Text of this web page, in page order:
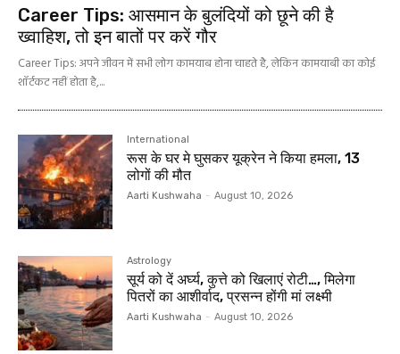
Career Tips: आसमान के बुलंदियों को छूने की है
ख्‍वाहिश, तो इन बातों पर करें गौर
Career Tips: अपने जीवन में सभी लोग कामयाब होना चाहते है, लेकिन कामयाबी का कोई
शॉर्टकट नहीं होता है,...
International
रूस के घर मे घुसकर यूक्रेन ने किया हमला, 13
लोगों की मौत
Aarti Kushwaha - August 10, 2026
Astrology
सूर्य को दें अर्घ्य, कुत्ते को खिलाएं रोटी…, मिलेगा
पितरों का आशीर्वाद, प्रसन्न होंगी मां लक्ष्मी
Aarti Kushwaha - August 10, 2026